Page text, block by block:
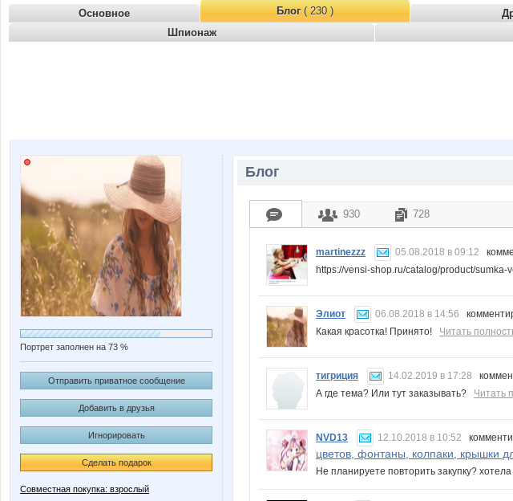
Основное Блог( 230 )
Шпионаж
Портрет заполнен на 73 %
Отправить приватное сообщение
Добавить в друзья
Игнорировать
Сделать подарок
Совместная покупка: взрослый
Блог
930 728
martinezzz 05.08.2018 в 09:12
https://vensi-shop.ru/catalog/product/
Элиот 06.08.2018 в 14:56
Какая красотка! Принято! Читать
тигриция 14.02.2019 в 17:28
А где тема? Или тут заказывать? Читать
NVD13 12.10.2018 в 10:52
цветов, фонтаны, колпаки, крышки
Не планируете повторить закупку?